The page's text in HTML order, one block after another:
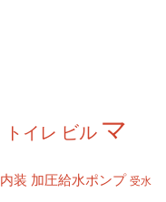
トイレ ビル マ
内装 加圧給水ポンプ 受水